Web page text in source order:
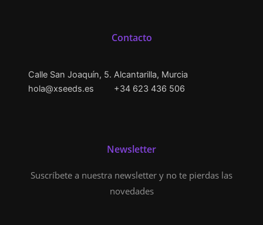
Contacto
Calle San Joaquín, 5. Alcantarilla, Murcia
hola@xseeds.es
+34 623 436 506
Newsletter
Suscríbete a nuestra newsletter y no te pierdas las
novedades